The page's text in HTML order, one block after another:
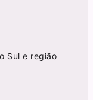
Sul e região